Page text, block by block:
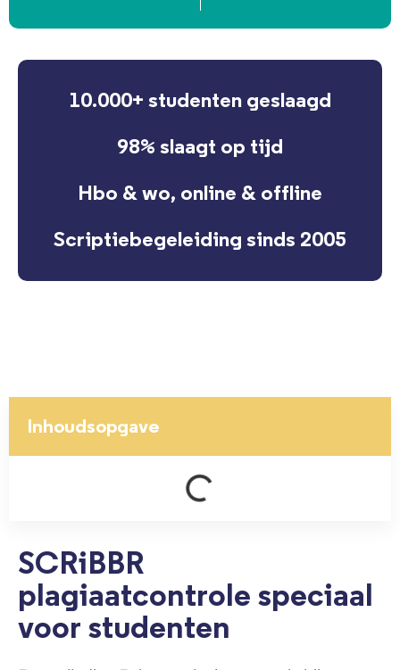
10.000+ studenten geslaagd
98% slaagt op tijd
Hbo & wo, online & offline
Scriptiebegeleiding sinds 2005
Inhoudsopgave
SCRiBBR
plagiaatcontrole speciaal
voor studenten